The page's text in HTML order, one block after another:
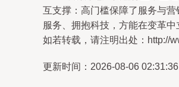
互支撑：高门槛保障了服务与
服务、拥抱科技，方能在变革
如若转载，请注明出处：http://
更新时间：2026-08-06 02:31:36